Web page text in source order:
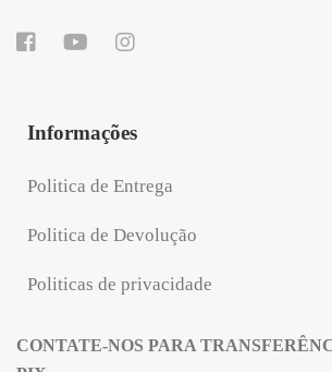
Informações
Politica de Entrega
Politica de Devolução
Politicas de privacidade
CONTATE-NOS PARA